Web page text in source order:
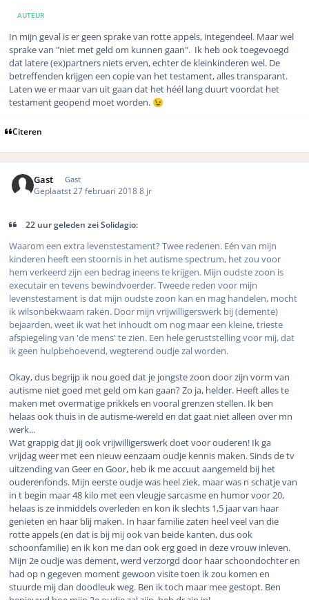
AUTEUR
In mijn geval is er geen sprake van rotte appels, integendeel. Maar wel
sprake van "niet met geld om kunnen gaan". Ik heb ook toegevoegd
dat latere (ex)partners niets erven, echter de kleinkinderen wel. De
betreffenden krijgen een copie van het testament, alles transparant.
Laten we er maar van uit gaan dat het héél lang duurt voordat het
testament geopend moet worden. 😉
Citeren
Gast Gast
Geplaatst27 februari 20188 jr
22 uur geleden zei Solidagio:
Waarom een extra levenstestament? Twee redenen. Eén van mijn
kinderen heeft een stoornis in het autisme spectrum, het zou voor
hem verkeerd zijn een bedrag ineens te krijgen. Mijn oudste zoon is
executair en tevens bewindvoerder. Tweede reden voor mijn
levenstestament is dat mijn oudste zoon kan en mag handelen, mocht
ik wilsonbekwaam raken. Door mijn vrijwilligerswerk bij (demente)
bejaarden, weet ik wat het inhoudt om nog maar een kleine, trieste
afspiegeling van 'de mens' te zien. Een hele geruststelling voor mij, dat
ik geen hulpbehoevend, wegterend oudje zal worden.
Okay, dus begrijp ik nou goed dat je jongste zoon door zijn vorm van
autisme niet goed met geld om kan gaan? Zo ja, helder. Heeft alles te
maken met overmatige prikkels en vooral grenzen stellen. Ik ben
helaas ook thuis in de autisme-wereld en dat gaat niet alleen over mn
werk...
Wat grappig dat jij ook vrijwilligerswerk doet voor ouderen! Ik ga
vrijdag weer met een nieuw eenzaam oudje kennis maken. Sinds de tv
uitzending van Geer en Goor, heb ik me accuut aangemeld bij het
ouderenfonds. Mijn eerste oudje was heel ziek, maar was n schatje van
in t begin maar 48 kilo met een vleugje sarcasme en humor voor 20,
helaas is ze inmiddels overleden en kon ik slechts 1,5 jaar van haar
genieten en haar blij maken. In haar familie zaten heel veel van die
rotte appels (en dat is bij mij ook van beide kanten, dus ook
schoonfamilie) en ik kon me dan ook erg goed in deze vrouw inleven.
Mijn 2e oudje was dement, werd verzorgd door haar schoondochter en
had op n gegeven moment gewoon visite toen ik zou komen en
stuurde mij dan doodleuk weg. Ben ik toch maar mee gestopt. Ben